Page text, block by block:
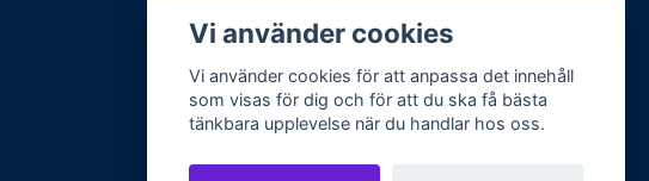
Instagram
Vi använder cookies
Vi använder cookies för att anpassa det innehåll
som visas för dig och för att du ska få bästa
tänkbara upplevelse när du handlar hos oss.